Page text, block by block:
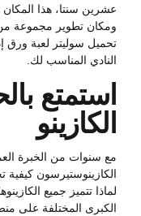
عشرين سنتا، هذا المكان
ومكان تطوير مجموعة من
تحميل سوليتر لعبة ورق
النادي المناسب لك.
استمتع
الكازينو
مع سنوات من الخبرة
الكازينوستيرسون كيفية
لماذا تتميز جميع
الكبرى المختلفة على